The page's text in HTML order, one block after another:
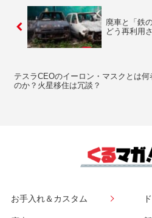
廃車と「鉄
どう再利用
テスラCEOのイーロン・マスクとは何
のか？火星移住は冗談？
お手入れ＆カスタム